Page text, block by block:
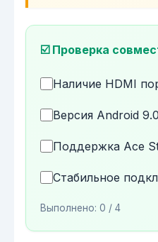
☑️ Проверка
Наличие HDMI
Версия Android
Поддержка Ace
Стабильное
Выполнено: 0 / 4